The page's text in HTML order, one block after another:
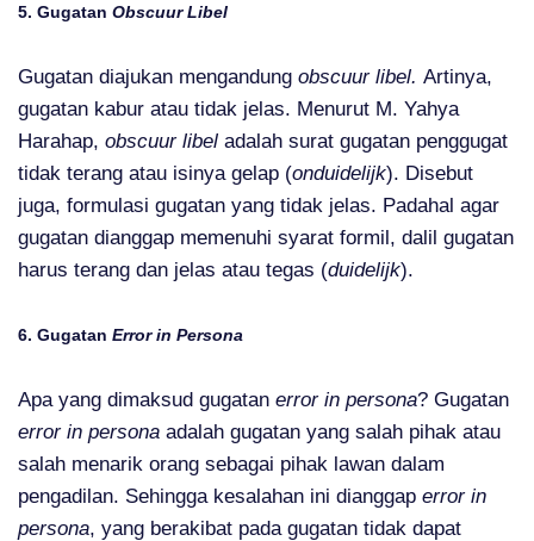
5. Gugatan Obscuur Libel
Gugatan diajukan mengandung obscuur libel. Artinya,
gugatan kabur atau tidak jelas. Menurut M. Yahya
Harahap, obscuur libel adalah surat gugatan penggugat
tidak terang atau isinya gelap (onduidelijk). Disebut
juga, formulasi gugatan yang tidak jelas. Padahal agar
gugatan dianggap memenuhi syarat formil, dalil gugatan
harus terang dan jelas atau tegas (duidelijk).
6. Gugatan Error in Persona
Apa yang dimaksud gugatan error in persona? Gugatan
error in persona adalah gugatan yang salah pihak atau
salah menarik orang sebagai pihak lawan dalam
pengadilan. Sehingga kesalahan ini dianggap error in
persona, yang berakibat pada gugatan tidak dapat